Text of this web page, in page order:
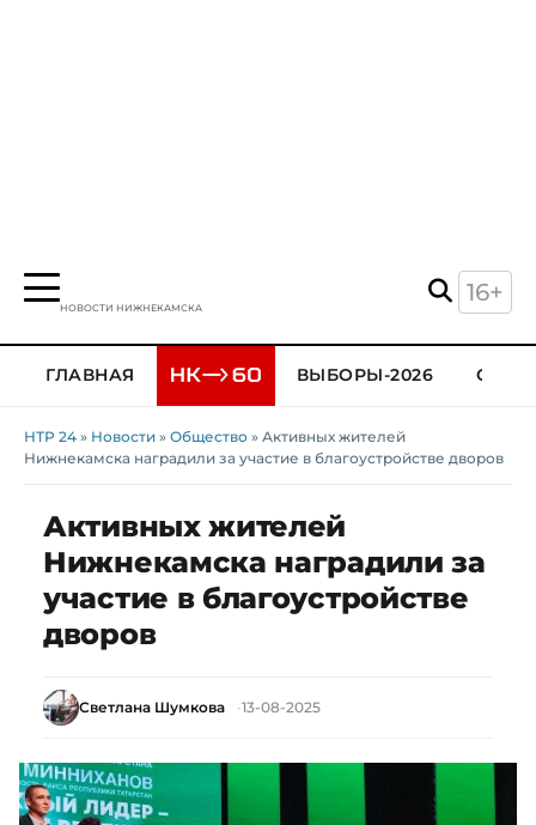
НОВОСТИ НИЖНЕКАМСКА
16+
ГЛАВНАЯ ВЫБОРЫ-2026
НТР 24 » Новости » Общество » Активных жителей
Нижнекамска наградили за участие в благоустройстве дворов
Активных жителей
Нижнекамска наградили за
участие в благоустройстве
дворов
Светлана Шумкова 13-08-2025